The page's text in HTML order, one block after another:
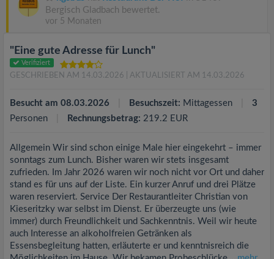
Bergisch Gladbach bewertet.
vor 5 Monaten
"Eine gute Adresse für Lunch"
Verifiziert
GESCHRIEBEN AM 14.03.2026 | AKTUALISIERT AM 14.03.2026
Besucht am 08.03.2026 Besuchszeit: Mittagessen
3
Personen
Rechnungsbetrag: 219.2 EUR
Allgemein Wir sind schon einige Male hier eingekehrt – immer
sonntags zum Lunch. Bisher waren wir stets insgesamt
zufrieden. Im Jahr 2026 waren wir noch nicht vor Ort und daher
stand es für uns auf der Liste. Ein kurzer Anruf und drei Plätze
waren reserviert. Service Der Restaurantleiter Christian von
Kieseritzky war selbst im Dienst. Er überzeugte uns (wie
immer) durch Freundlichkeit und Sachkenntnis. Weil wir heute
auch Interesse an alkoholfreien Getränken als
Essensbegleitung hatten, erläuterte er und kenntnisreich die